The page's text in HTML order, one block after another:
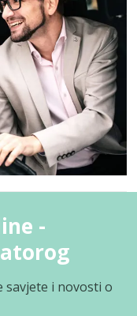
-
savjete i novosti o